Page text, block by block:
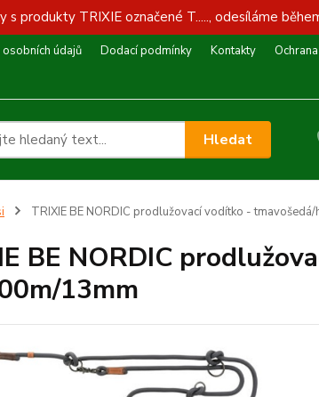
s produkty TRIXIE označené T....., odesíláme
osobních údajů Dodací podmínky Kontakty
Hledat
TRIXIE BE NORDIC prodlužovací vodítko -
BE NORDIC
13mm